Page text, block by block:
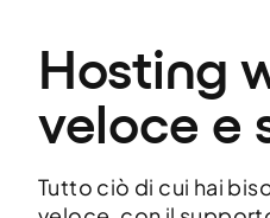
Hosting
veloce e
Tutto ciò di cui hai